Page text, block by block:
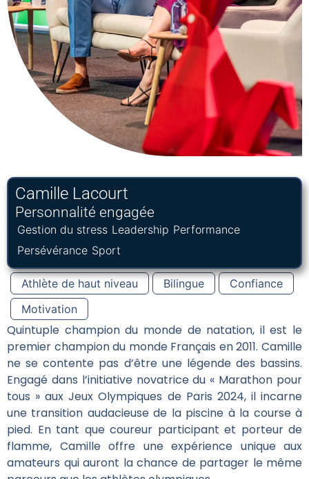
Camille Lacourt
Personnalité engagée
Gestion du stress Leadership Performance
Persévérance Sport
Athlète de haut niveau Bilingue
Confiance
Motivation
Quintuple champion du monde de natation, il est le
premier champion du monde Français en 2011. Camille
ne se contente pas d’être une légende des bassins.
Engagé dans l’initiative novatrice du « Marathon pour
tous » aux Jeux Olympiques de Paris 2024, il incarne
une transition audacieuse de la piscine à la course à
pied. En tant que coureur participant et porteur de
flamme, Camille offre une expérience unique aux
amateurs qui auront la chance de partager le même